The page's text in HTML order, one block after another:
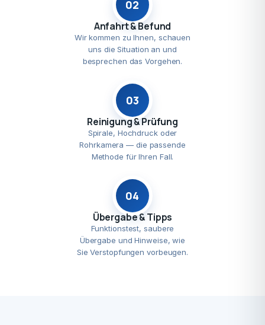
02
Anfahrt & Befund
Wir kommen zu Ihnen, schauen
uns die Situation an und
besprechen das Vorgehen.
03
Reinigung & Prüfung
Spirale, Hochdruck oder
Rohrkamera — die passende
Methode für Ihren Fall.
04
Übergabe & Tipps
Funktionstest, saubere
Übergabe und Hinweise, wie
Sie Verstopfungen vorbeugen.